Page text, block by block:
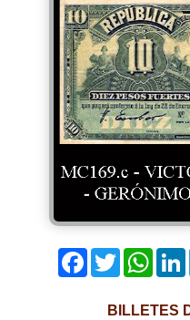
Facebook
Twitter
BILLETES